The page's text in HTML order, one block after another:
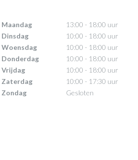
Maandag
13:00 - 18:00 uur
Dinsdag
10:00 - 18:00 uur
Woensdag
10:00 - 18:00 uur
Donderdag
10:00 - 18:00 uur
Vrijdag
10:00 - 18:00 uur
Zaterdag
10:00 - 17:30 uur
Zondag
Gesloten